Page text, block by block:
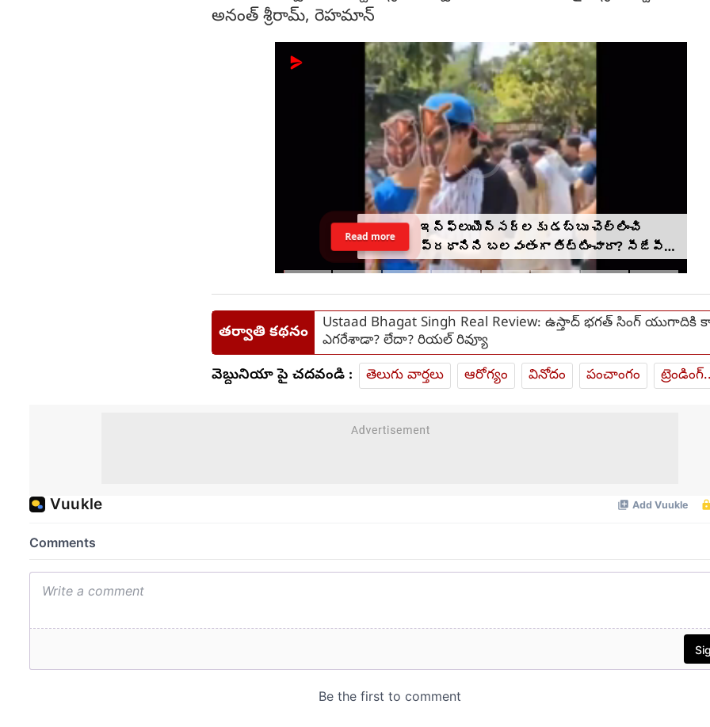
అనంత్ శ్రీరామ్, రెహమాన్
ఇన్‌ఫ్లుయెన్సర్‌లకు డబ్బు చెల్లించి
ప్రధానిని బలవంతంగా తిట్టించారా? సీజేపీ
మెడకు ఉచ్చు బిగుస్తుందా?
Read more
తర్వాతి కథనం
Ustaad Bhagat Singh Real Review: ఉస్తాద్ భగత్ సింగ్ యుగాదికి
ఎగరేశాడా? లేదా? రియల్ రివ్యూ
వెబ్దునియా పై చదవండి : తెలుగు వార్తలు ఆరోగ్యం వినోదం పంచాంగం ట్రెండింగ్..